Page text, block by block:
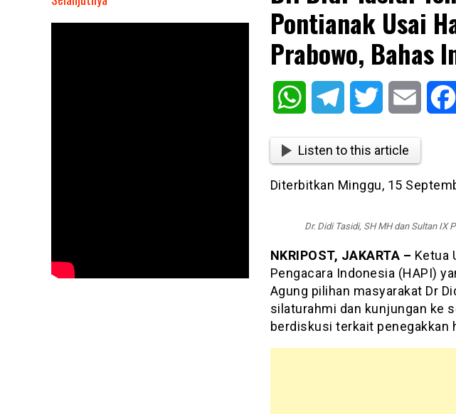
Pontianak Usai
Prabowo, Bahas
WhatsAppTelegram Twitter Email
Listen to this article
Diterbitkan Minggu, 15
Dr. Didi Tasidi, SH MH dan Sultan IX
NKRIPOST, JAKARTA – Ketua
Pengacara Indonesia (HAPI)
Agung pilihan masyarakat Dr
silaturahmi dan kunjungan ke
berdiskusi terkait penegakkan